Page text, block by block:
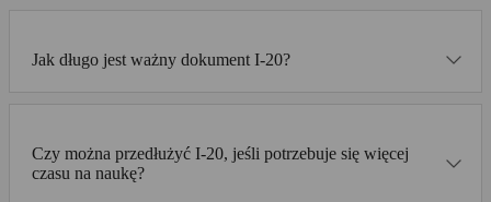
Jak długo jest ważny dokument I-20?
Czy można przedłużyć I-20, jeśli potrzebuje się więcej
czasu na naukę?